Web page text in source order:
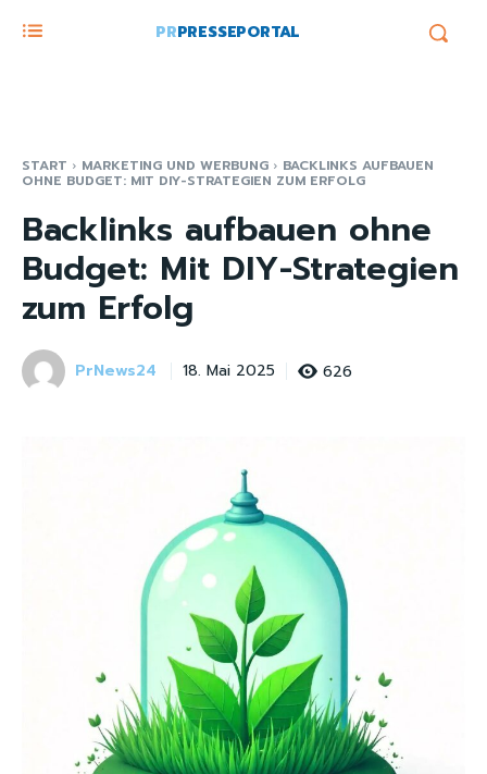
PRPRESSEPORTAL
START MARKETING UND WERBUNG BACKLINKS AUFBAUEN
OHNE BUDGET: MIT DIY-STRATEGIEN ZUM ERFOLG
Backlinks aufbauen ohne
Budget: Mit DIY-Strategien
zum Erfolg
PrNews24 18. Mai 2025 626